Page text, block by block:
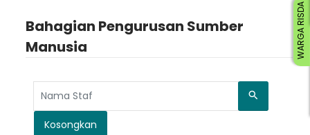
Bahagian Pengurusan Sumber
Manusia
Kosongkan
WARGA RISDA